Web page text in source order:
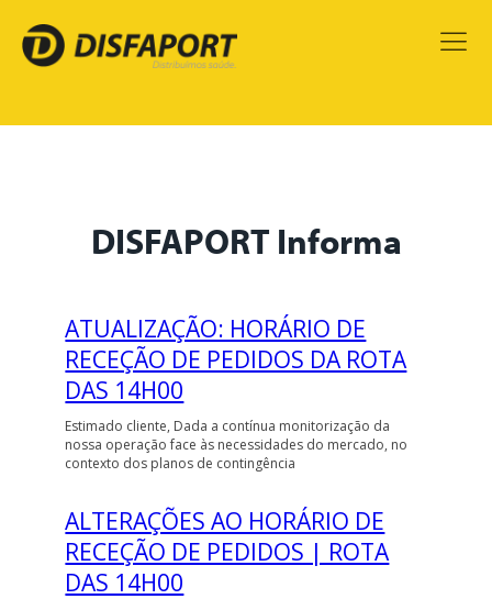
DISFAPORT Informa
ATUALIZAÇÃO: HORÁRIO DE
RECEÇÃO DE PEDIDOS DA ROTA
DAS 14H00
Estimado cliente, Dada a contínua monitorização da
nossa operação face às necessidades do mercado, no
contexto dos planos de contingência
ALTERAÇÕES AO HORÁRIO DE
RECEÇÃO DE PEDIDOS | ROTA
DAS 14H00